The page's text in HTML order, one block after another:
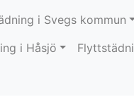
i Svegs kommun
i Håsjö